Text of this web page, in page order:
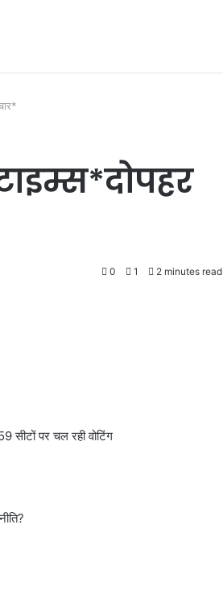
0 1 2 minutes read
सीटों पर चल रही वोटिंग